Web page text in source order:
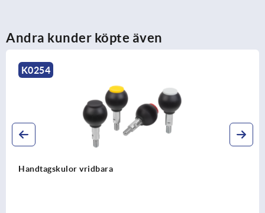
Andra kunder köpte även
K0254
Handtagskulor vridbara